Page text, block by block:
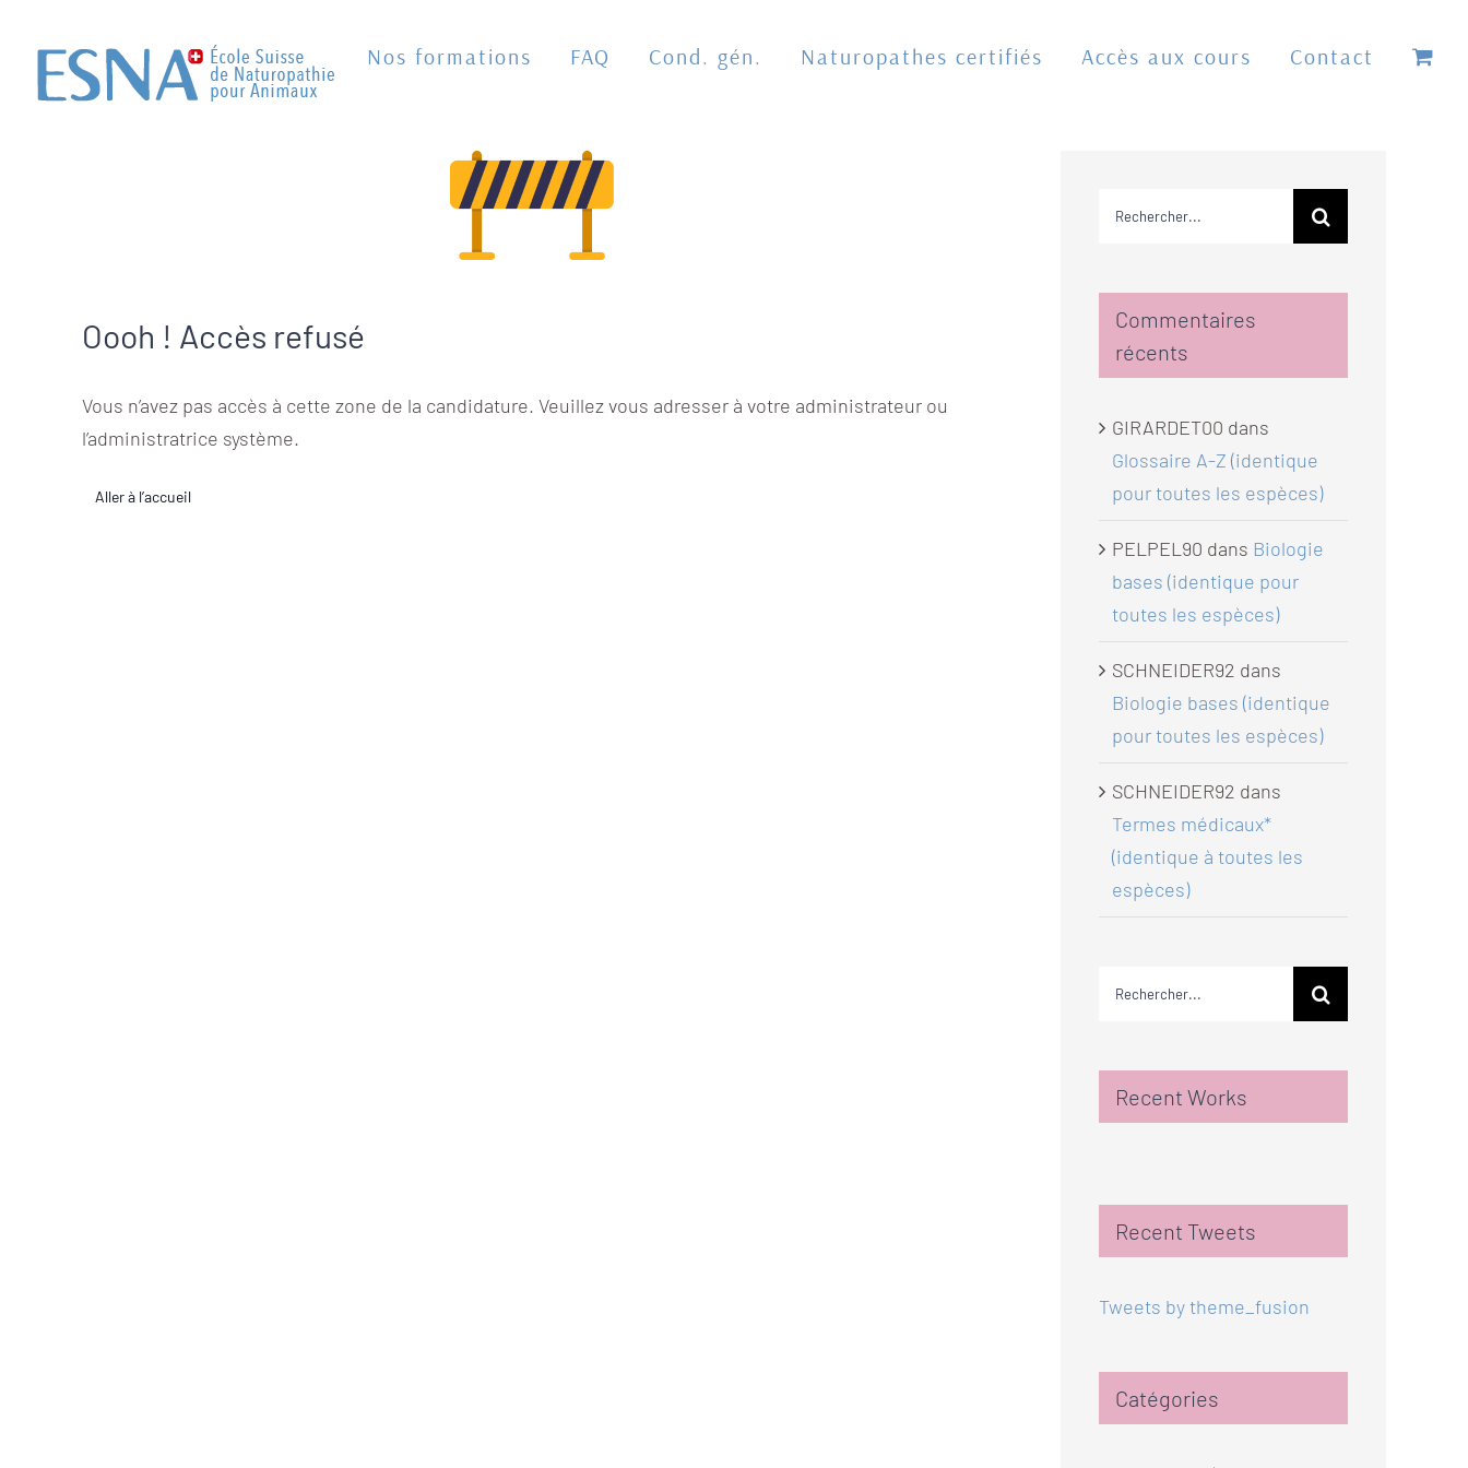
contenu
Nos formations FAQ Cond. gén. Naturopathes certifiés Accès aux cours Contact
Oooh ! Accès refusé
Vous n’avez pas accès à cette zone de la candidature. Veuillez vous adresser à votre administrateur ou
l’administratrice système.
Aller à l’accueil
Commentaires
récents
GIRARDET00 dans
Glossaire A-Z (identique
pour toutes les espèces)
PELPEL90 dans Biologie
bases (identique pour
toutes les espèces)
SCHNEIDER92 dans
Biologie bases (identique
pour toutes les espèces)
SCHNEIDER92 dans
Termes médicaux*
(identique à toutes les
espèces)
Recent Works
Recent Tweets
Tweets by theme_fusion
Catégories